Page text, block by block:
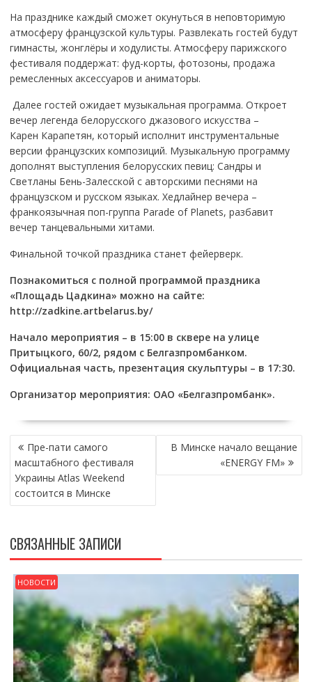
На празднике каждый сможет окунуться в неповторимую
атмосферу французской культуры. Развлекать гостей будут
гимнасты, жонглёры и ходулисты. Атмосферу парижского
фестиваля поддержат: фуд-корты, фотозоны, продажа
ремесленных аксессуаров и аниматоры.
Далее гостей ожидает музыкальная программа. Откроет
вечер легенда белорусского джазового искусства –
Карен Карапетян, который исполнит инструментальные
версии французских композиций. Музыкальную программу
дополнят выступления белорусских певиц: Сандры и
Светланы Бень-Залесской с авторскими песнями на
французском и русском языках. Хедлайнер вечера –
франкоязычная поп-группа Parade of Planets, разбавит
вечер танцевальными хитами.
Финальной точкой праздника станет фейерверк.
Познакомиться с полной программой праздника
«Площадь Цадкина» можно на сайте:
http://zadkine.artbelarus.by/
Начало мероприятия – в 15:00 в сквере на улице
Притыцкого, 60/2, рядом с Белгазпромбанком.
Официальная часть, презентация скульптуры – в 17:30.
Организатор мероприятия: ОАО «Белгазпромбанк».
НАВИГАЦИЯ
ПО
ЗАПИСЯМ
Пре-пати самого
масштабного фестиваля
Украины Atlas Weekend
состоится в Минске
В Минске начало вещание
«ENERGY FM»
СВЯЗАННЫЕ ЗАПИСИ
НОВОСТИ